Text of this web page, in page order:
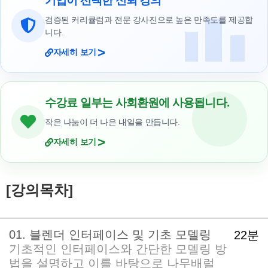
검증된 커리큘럼과 전문 강사진으로 높은 만족도를 제공합
니다.
자세히 보기 >
수강료 일부는 사회환원에 사용됩니다.
작은 나눔이 더 나은 내일을 만듭니다.
자세히 보기 >
[강의목차]
22분
01. 블렌더 인터페이스 및 기초 모델링
기초적인 인터페이스와 간단한 모델링 방
법을 설명하고 이를 바탕으로 나무배럴